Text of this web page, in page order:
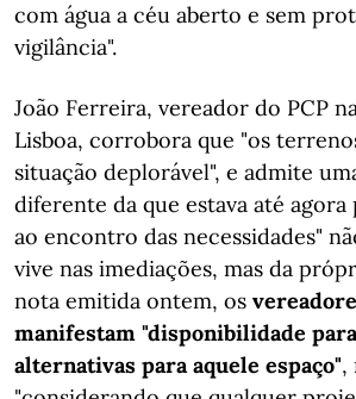
com água a céu aberto e sem
vigilância".
João Ferreira, vereador do PCP
Lisboa, corrobora que "os
situação deplorável", e admite
diferente da que estava até agora
ao encontro das necessidades"
vive nas imediações, mas da
nota emitida ontem, os
manifestam "disponibilidade
alternativas para aquele espaço",